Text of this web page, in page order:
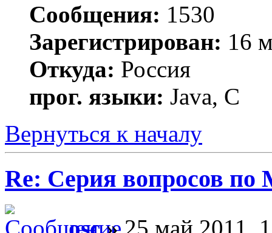
Сообщения: 1530
Зарегистрирован: 16
Откуда: Россия
прог. языки: Java, C
Вернуться к началу
Re: Серия вопросов